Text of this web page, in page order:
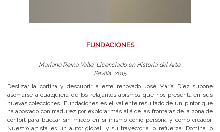
FUNDACIONES
Mariano Reina Valle, Licenciado en Historia del Arte.
Sevilla, 2015
Deslizar la cortina y descubrir a este renovado José María Díez supone
asomarse a cualquiera de los relajantes abismos que nos presenta en sus
nuevas colecciónes. Fundaciones es el valiente resultado de un pintor que
ha apostado con madurez por explorar más allá de las fronteras de la zona de
confort para bucear sin miedo en sí mismo como persona y como creador.
Nuestro artista es un autor global, y su trayectoria lo refuerza. Domina lo